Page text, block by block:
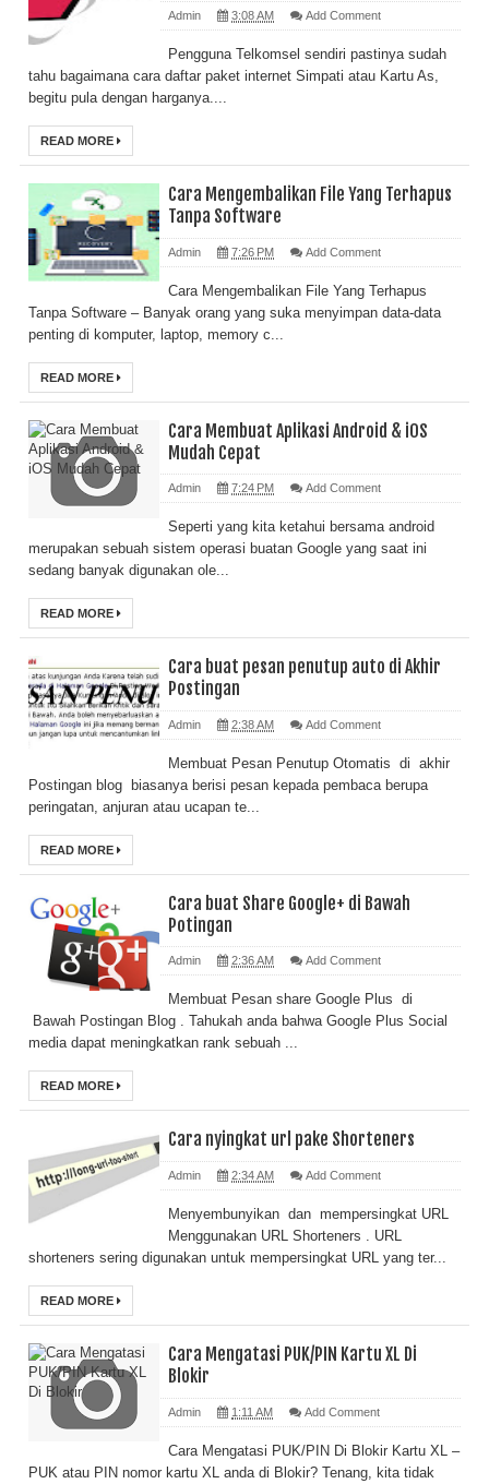
Admin 3:08 AM Add Comment
Pengguna Telkomsel sendiri pastinya sudah
tahu bagaimana cara daftar paket internet Simpati atau Kartu As,
begitu pula dengan harganya....
READ MORE
Cara Mengembalikan File Yang Terhapus
Tanpa Software
Admin 7:26 PM Add Comment
Cara Mengembalikan File Yang Terhapus
Tanpa Software – Banyak orang yang suka menyimpan data-data
penting di komputer, laptop, memory c...
READ MORE
Cara Membuat Aplikasi Android & iOS
Mudah Cepat
Admin 7:24 PM Add Comment
Seperti yang kita ketahui bersama android
merupakan sebuah sistem operasi buatan Google yang saat ini
sedang banyak digunakan ole...
READ MORE
Cara buat pesan penutup auto di Akhir
Postingan
Admin 2:38 AM Add Comment
Membuat Pesan Penutup Otomatis di akhir
Postingan blog biasanya berisi pesan kepada pembaca berupa
peringatan, anjuran atau ucapan te...
READ MORE
Cara buat Share Google+ di Bawah
Potingan
Admin 2:36 AM Add Comment
Membuat Pesan share Google Plus di
Bawah Postingan Blog . Tahukah anda bahwa Google Plus Social
media dapat meningkatkan rank sebuah ...
READ MORE
Cara nyingkat url pake Shorteners
Admin 2:34 AM Add Comment
Menyembunyikan dan mempersingkat URL
Menggunakan URL Shorteners . URL
shorteners sering digunakan untuk mempersingkat URL yang ter...
READ MORE
Cara Mengatasi PUK/PIN Kartu XL Di
Blokir
Admin 1:11 AM Add Comment
Cara Mengatasi PUK/PIN Di Blokir Kartu XL –
PUK atau PIN nomor kartu XL anda di Blokir? Tenang, kita tidak